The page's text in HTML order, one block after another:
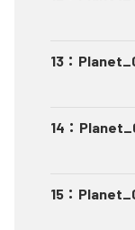
13 ：
14 ：
15 ：